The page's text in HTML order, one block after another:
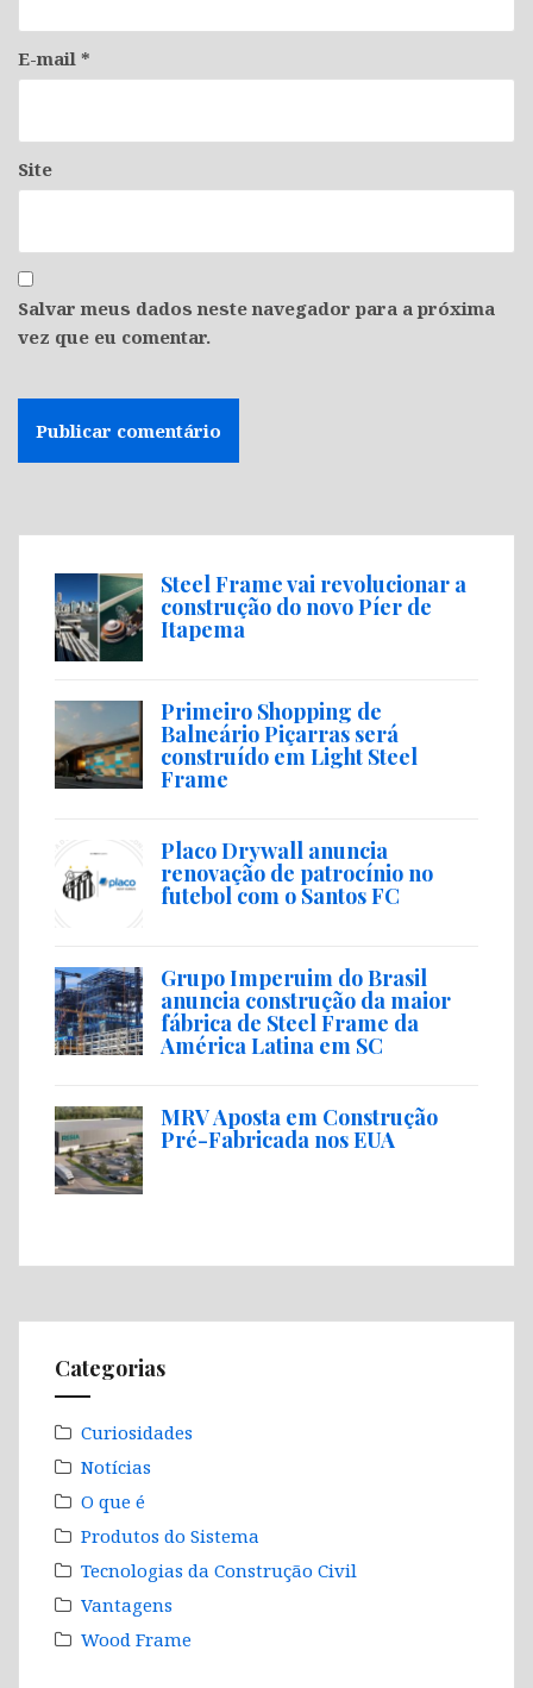
E-mail *
Site
Salvar meus dados neste navegador para a próxima
vez que eu comentar.
Steel Frame vai revolucionar a
construção do novo Píer de
Itapema
Primeiro Shopping de
Balneário Piçarras será
construído em Light Steel
Frame
Placo Drywall anuncia
renovação de patrocínio no
futebol com o Santos FC
Grupo Imperuim do Brasil
anuncia construção da maior
fábrica de Steel Frame da
América Latina em SC
MRV Aposta em Construção
Pré-Fabricada nos EUA
Categorias
Curiosidades
Notícias
O que é
Produtos do Sistema
Tecnologias da Construção Civil
Vantagens
Wood Frame